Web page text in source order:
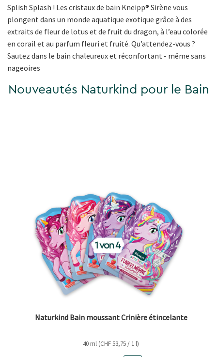
Splish Splash ! Les cristaux de bain Kneipp® Sirène vous
plongent dans un monde aquatique exotique grâce à des
extraits de fleur de lotus et de fruit du dragon, à l’eau colorée
en corail et au parfum fleuri et fruité. Qu’attendez-vous ?
Sautez dans le bain chaleureux et réconfortant - même sans
nageoires
Nouveautés Naturkind pour le Bain
Naturkind Bain moussant Crinière étincelante
40 ml (CHF 53,75 / 1 l)